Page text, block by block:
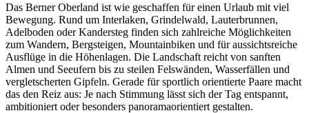
Das Berner Oberland ist wie geschaffen für einen Urlaub mit viel
Bewegung. Rund um Interlaken, Grindelwald, Lauterbrunnen,
Adelboden oder Kandersteg finden sich zahlreiche Möglichkeiten
zum Wandern, Bergsteigen, Mountainbiken und für aussichtsreiche
Ausflüge in die Höhenlagen. Die Landschaft reicht von sanften
Almen und Seeufern bis zu steilen Felswänden, Wasserfällen und
vergletscherten Gipfeln. Gerade für sportlich orientierte Paare macht
das den Reiz aus: Je nach Stimmung lässt sich der Tag entspannt,
ambitioniert oder besonders panoramaorientiert gestalten.